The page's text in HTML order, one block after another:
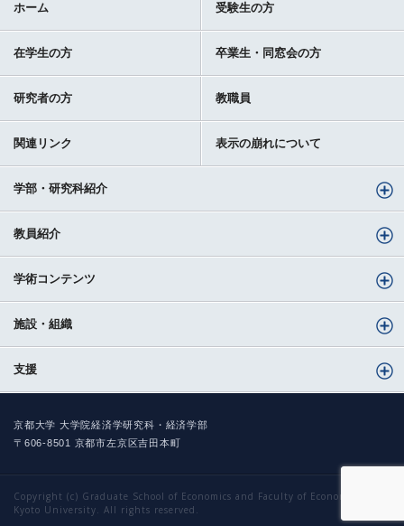
ホーム 受験生の方
在学生の方 卒業生・同窓会の方
研究者の方 教職員
関連リンク 表示の崩れについて
学部・研究科紹介
教員紹介
学術コンテンツ
施設・組織
支援
京都大学 大学院経済学研究科・経済学部
〒606-8501 京都市左京区吉田本町
Copyright (c) Graduate School of Economics and Faculty of Economics,
Kyoto University. All rights reserved.